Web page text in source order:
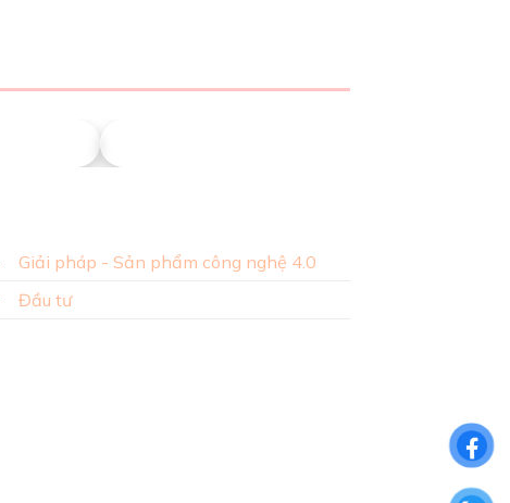
Giải pháp - Sản phẩm công nghệ 4.0
Đầu tư